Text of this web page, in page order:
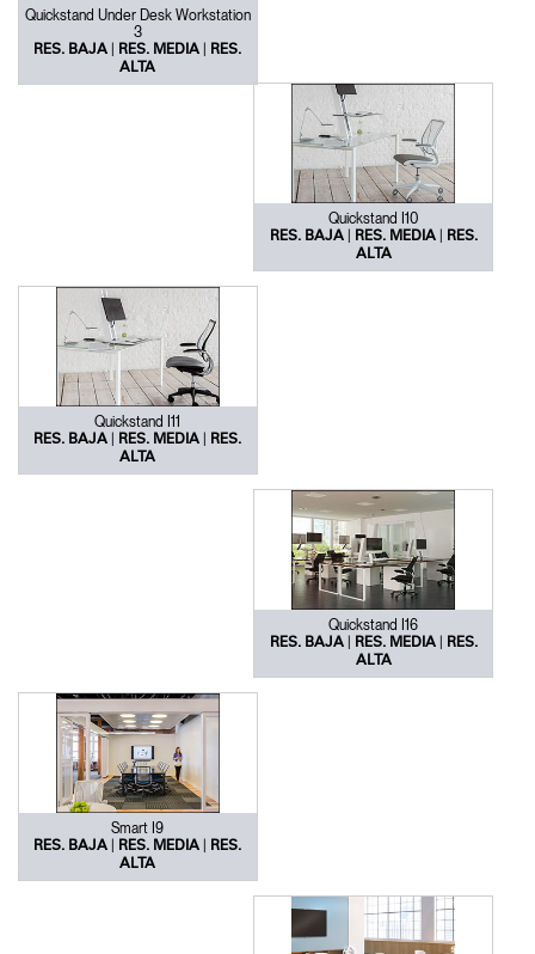
Quickstand Under Desk Workstation
3
RES. BAJA | RES. MEDIA | RES.
ALTA
Quickstand I10
RES. BAJA | RES. MEDIA | RES.
ALTA
Quickstand I11
RES. BAJA | RES. MEDIA | RES.
ALTA
Quickstand I16
RES. BAJA | RES. MEDIA | RES.
ALTA
Smart I9
RES. BAJA | RES. MEDIA | RES.
ALTA